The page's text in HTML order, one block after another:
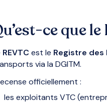
ce que
REVTC est le Registre des
via la DGITM.
officiellement :
les exploitants VTC